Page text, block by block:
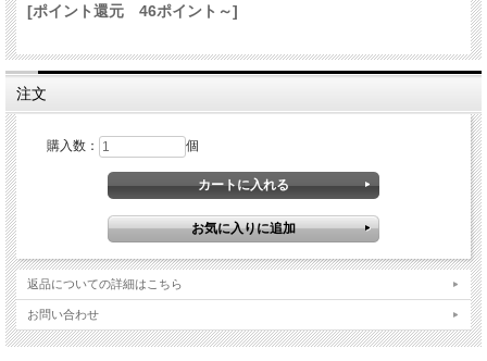
[ポイント還元 46ポイント～]
注文
購入数： 個
返品についての詳細はこちら
お問い合わせ